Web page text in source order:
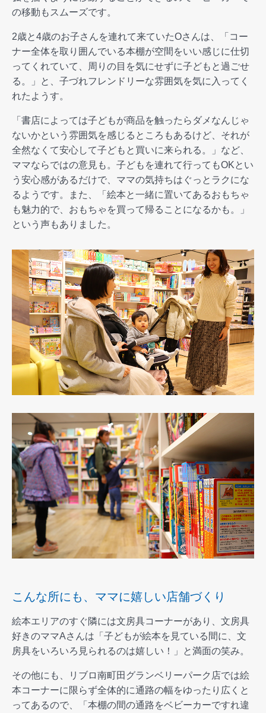
の移動もスムーズです。
2歳と4歳のお子さんを連れて来ていたOさんは、「コー
ナー全体を取り囲んでいる本棚が空間をいい感じに仕切
ってくれていて、周りの目を気にせずに子どもと過ごせ
る。」と、子づれフレンドリーな雰囲気を気に入ってく
れたようす。
「書店によっては子どもが商品を触ったらダメなんじゃ
ないかという雰囲気を感じるところもあるけど、それが
全然なくて安心して子どもと買いに来られる。」など、
ママならではの意見も。子どもを連れて行ってもOKとい
う安心感があるだけで、ママの気持ちはぐっとラクにな
るようです。また、「絵本と一緒に置いてあるおもちゃ
も魅力的で、おもちゃを買って帰ることになるかも。」
という声もありました。
こんな所にも、ママに嬉しい店舗づくり
絵本エリアのすぐ隣には文房具コーナーがあり、文房具
好きのママAさんは「子どもが絵本を見ている間に、文
房具をいろいろ見られるのは嬉しい！」と満面の笑み。
その他にも、リブロ南町田グランベリーパーク店では絵
本コーナーに限らず全体的に通路の幅をゆったり広くと
ってあるので、「本棚の間の通路をベビーカーですれ違